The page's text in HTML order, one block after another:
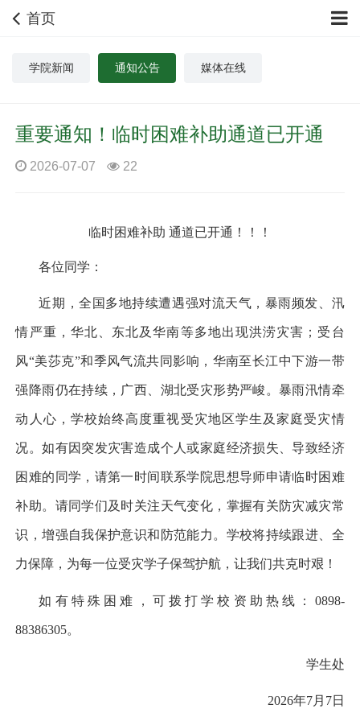
首页
学院新闻 通知公告 媒体在线
重要通知！临时困难补助通道已开通
2026-07-07 22
临时困难补助 通道已开通！！！
各位同学：
近期，全国多地持续遭遇强对流天气，暴雨频发、汛
情严重，华北、东北及华南等多地出现洪涝灾害；受台
风“美莎克”和季风气流共同影响，华南至长江中下游一带
强降雨仍在持续，广西、湖北受灾形势严峻。暴雨汛情牵
动人心，学校始终高度重视受灾地区学生及家庭受灾情
况。如有因突发灾害造成个人或家庭经济损失、导致经济
困难的同学，请第一时间联系学院思想导师申请临时困难
补助。请同学们及时关注天气变化，掌握有关防灾减灾常
识，增强自我保护意识和防范能力。学校将持续跟进、全
力保障，为每一位受灾学子保驾护航，让我们共克时艰！
如有特殊困难，可拨打学校资助热线： 0898-
88386305。
学生处
2026年7月 7日